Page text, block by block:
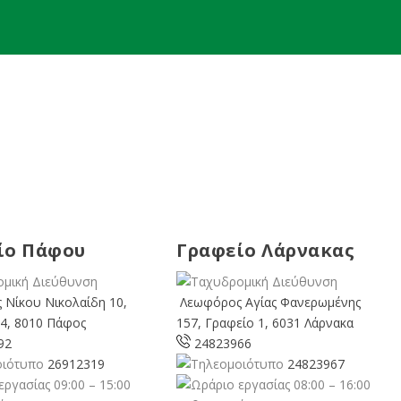
Πάφου
Νικολαίδη 10,
8010 Πάφος
26912319
09:00 – 15:00
Γραφείο Λάρνακας
Λεωφόρος Αγίας Φανερωμένης
157, Γραφείο 1, 6031 Λάρνακα
24823966
24823967
08:00 – 16:00